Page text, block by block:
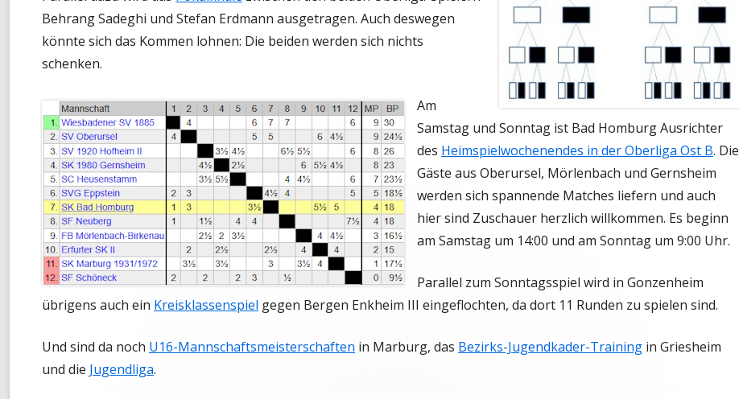
Behrang Sadeghi und Stefan Erdmann ausgetragen. Auch deswegen
könnte sich das Kommen lohnen: Die beiden werden sich nichts
schenken.
Am
Samstag und Sonntag ist Bad Homburg Ausrichter
des Heimspielwochenendes in der Oberliga Ost B. Die
Gäste aus Oberursel, Mörlenbach und Gernsheim
werden sich spannende Matches liefern und auch
hier sind Zuschauer herzlich willkommen. Es beginn
am Samstag um 14:00 und am Sonntag um 9:00 Uhr.
Parallel zum Sonntagsspiel wird in Gonzenheim
übrigens auch ein Kreisklassenspiel gegen Bergen Enkheim III eingeflochten, da dort 11 Runden zu spielen sind.
Und sind da noch U16-Mannschaftsmeisterschaften in Marburg, das Bezirks-Jugendkader-Training in Griesheim
und die Jugendliga.